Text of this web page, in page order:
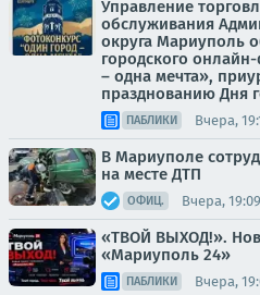
Управление
обслуживания
округа Мариуполь
городского
– одна мечта»,
празднованию Дня
ПАБЛИКИ Вчера,
В Мариуполе
на месте ДТП
ОФИЦ. Вчера, 19:09
«ТВОЙ ВЫХОД!».
«Мариуполь 24»
ПАБЛИКИ Вчера,